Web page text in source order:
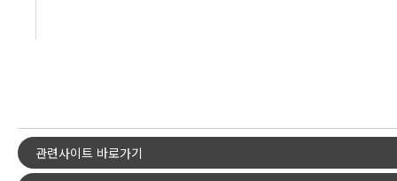
관련사이트 바로가기